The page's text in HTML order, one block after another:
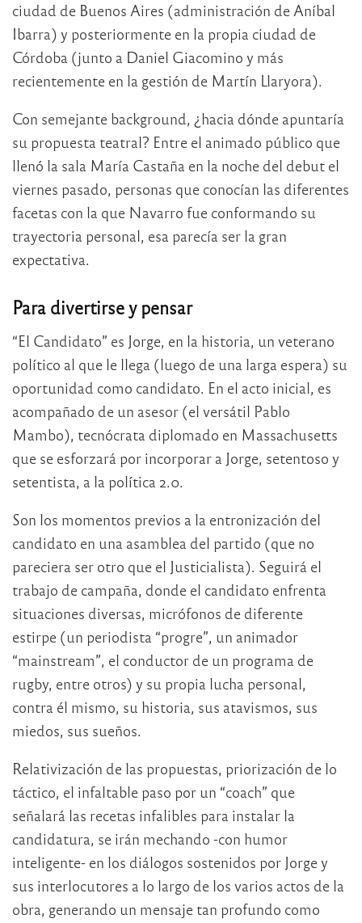
ciudad de Buenos Aires (administración de Aníbal
Ibarra) y posteriormente en la propia ciudad de
Córdoba (junto a Daniel Giacomino y más
recientemente en la gestión de Martín Llaryora).
Con semejante background, ¿hacia dónde apuntaría
su propuesta teatral? Entre el animado público que
llenó la sala María Castaña en la noche del debut el
viernes pasado, personas que conocían las diferentes
facetas con la que Navarro fue conformando su
trayectoria personal, esa parecía ser la gran
expectativa.
Para divertirse y pensar
“El Candidato” es Jorge, en la historia, un veterano
político al que le llega (luego de una larga espera) su
oportunidad como candidato. En el acto inicial, es
acompañado de un asesor (el versátil Pablo
Mambo), tecnócrata diplomado en Massachusetts
que se esforzará por incorporar a Jorge, setentoso y
setentista, a la política 2.0.
Son los momentos previos a la entronización del
candidato en una asamblea del partido (que no
pareciera ser otro que el Justicialista). Seguirá el
trabajo de campaña, donde el candidato enfrenta
situaciones diversas, micrófonos de diferente
estirpe (un periodista “progre”, un animador
“mainstream”, el conductor de un programa de
rugby, entre otros) y su propia lucha personal,
contra él mismo, su historia, sus atavismos, sus
miedos, sus sueños.
Relativización de las propuestas, priorización de lo
táctico, el infaltable paso por un “coach” que
señalará las recetas infalibles para instalar la
candidatura, se irán mechando -con humor
inteligente- en los diálogos sostenidos por Jorge y
sus interlocutores a lo largo de los varios actos de la
obra, generando un mensaje tan profundo como